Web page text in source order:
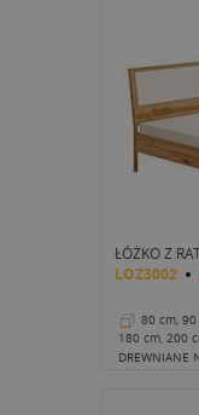
ŁÓŻKO Z
LOZ3002
80 cm,
180 cm, 200
cm
38 cm